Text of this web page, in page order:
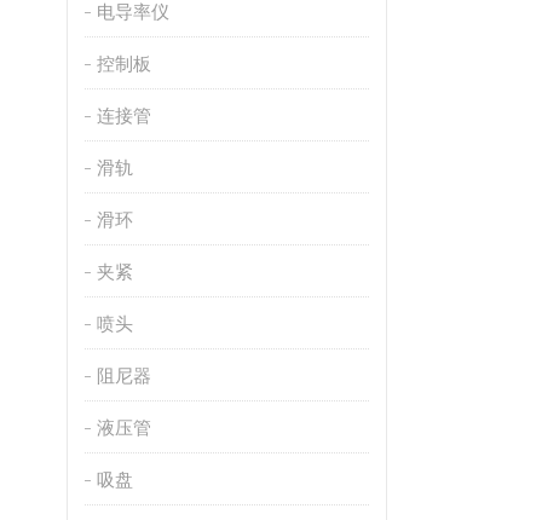
电导率仪
控制板
连接管
滑轨
滑环
夹紧
喷头
阻尼器
液压管
吸盘